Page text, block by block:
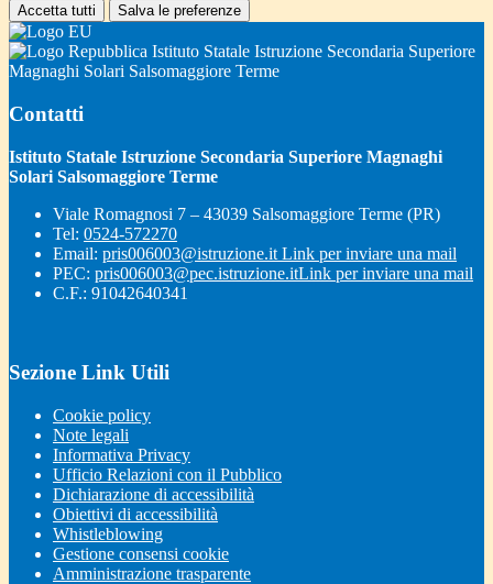
Accetta tutti Salva le preferenze
Istituto Statale Istruzione Secondaria Superiore
Magnaghi Solari Salsomaggiore Terme
Contatti
Istituto Statale Istruzione Secondaria Superiore Magnaghi
Solari Salsomaggiore Terme
Viale Romagnosi 7 – 43039 Salsomaggiore Terme (PR)
Tel: 0524-572270
Email: pris006003@istruzione.it Link per inviare una mail
PEC: pris006003@pec.istruzione.itLink per inviare una mail
C.F.: 91042640341
Sezione Link Utili
Cookie policy
Note legali
Informativa Privacy
Ufficio Relazioni con il Pubblico
Dichiarazione di accessibilità
Obiettivi di accessibilità
Whistleblowing
Gestione consensi cookie
Amministrazione trasparente